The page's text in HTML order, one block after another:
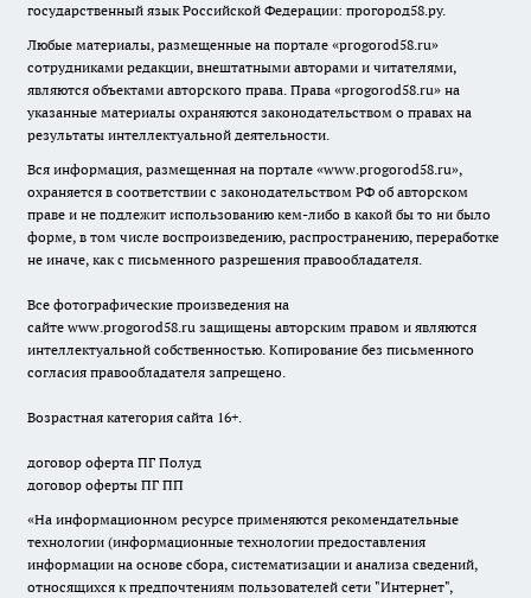
государственный язык Российской Федерации: прогород58.ру.
Любые материалы, размещенные на портале «progorod58.ru»
сотрудниками редакции, внештатными авторами и читателями,
являются объектами авторского права. Права «progorod58.ru» на
указанные материалы охраняются законодательством о правах на
результаты интеллектуальной деятельности.
Вся информация, размещенная на портале «www.progorod58.ru»,
охраняется в соответствии с законодательством РФ об авторском
праве и не подлежит использованию кем-либо в какой бы то ни было
форме, в том числе воспроизведению, распространению, переработке
не иначе, как с письменного разрешения правообладателя.
Все фотографические произведения на
сайте www.progorod58.ru защищены авторским правом и являются
интеллектуальной собственностью. Копирование без письменного
согласия правообладателя запрещено.
Возрастная категория сайта 16+.
договор оферта ПГ Полуд
договор оферты ПГ ПП
«На информационном ресурсе применяются рекомендательные
технологии (информационные технологии предоставления
информации на основе сбора, систематизации и анализа сведений,
относящихся к предпочтениям пользователей сети "Интернет",